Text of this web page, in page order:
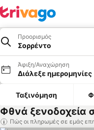
Προορισμός
Σορρέντο
Άφιξη/Αναχώρηση
Διάλεξε ημερομηνίες
Ταξινόμηση
Φθνά ξενοδοχεία
Πώς οι πληρωμές σε εμάς